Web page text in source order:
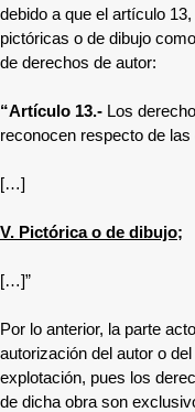
debido a que el artículo
pictóricas o de dibujo
de derechos de autor:
“Artículo 13.- Los
reconocen respecto de
[…]
V. Pictórica o de dibujo;
[…]”
Por lo anterior, la parte
autorización del autor o
explotación, pues los
de dicha obra son